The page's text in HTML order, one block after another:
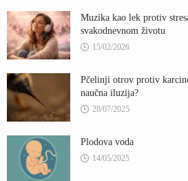
Muzika kao lek protiv
svakodnevnom životu
15/02/2026
Pčelinji otrov protiv
naučna iluzija?
28/07/2025
Plodova voda
14/05/2025